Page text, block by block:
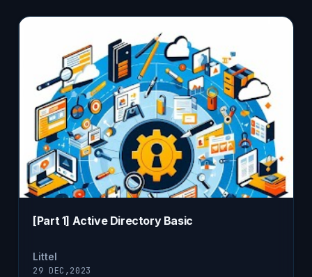
[Part 1] Active Directory Basic
Littel
29 DEC,2023